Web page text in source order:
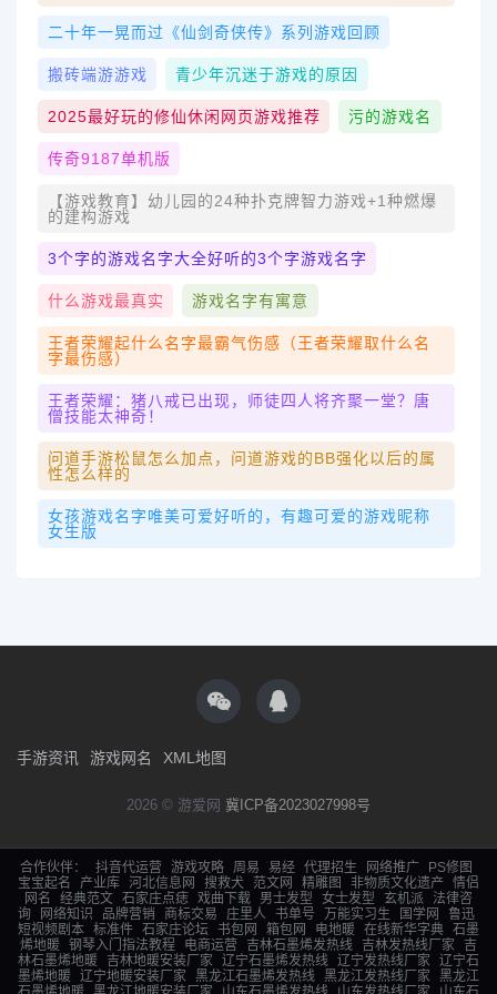
二十年一晃而过《仙剑奇侠传》系列游戏回顾
搬砖端游游戏 青少年沉迷于游戏的原因
2025最好玩的修仙休闲网页游戏推荐 污的游戏名
传奇9187单机版
【游戏教育】幼儿园的24种扑克牌智力游戏+1种燃爆
的建构游戏
3个字的游戏名字大全好听的3个字游戏名字
什么游戏最真实 游戏名字有寓意
王者荣耀起什么名字最霸气伤感（王者荣耀取什么名
字最伤感）
王者荣耀：猪八戒已出现，师徒四人将齐聚一堂？唐
僧技能太神奇！
问道手游松鼠怎么加点，问道游戏的BB强化以后的属
性怎么样的
女孩游戏名字唯美可爱好听的，有趣可爱的游戏昵称
女生版
手游资讯 游戏网名 XML地图
2026 © 游爱网 冀ICP备2023027998号
合作伙伴： 抖音代运营 游戏攻略 周易 易经 代理招生 网络推广
PS修图
宝宝起名
产业库 河北信息网 搜救犬 范文网 精雕图 非物质文化遗产
情侣
网名
经典范文 石家庄点痣 戏曲下载 男士发型 女士发型 玄机派
法律咨
询
网络知识 品牌营销 商标交易 庄里人 书单号 万能实习生 国学网
鲁迅
短视频剧本 标准件 石家庄论坛 书包网 箱包网 电地暖 在线新华字典 石墨
烯地暖 钢琴入门指法教程 电商运营 吉林石墨烯发热线 吉林发热线厂家
吉
林石墨烯地暖
吉林地暖安装厂家 辽宁石墨烯发热线 辽宁发热线厂家
辽宁石
墨烯地暖 辽宁地暖安装厂家 黑龙江石墨烯发热线 黑龙江发热线厂家
黑龙江